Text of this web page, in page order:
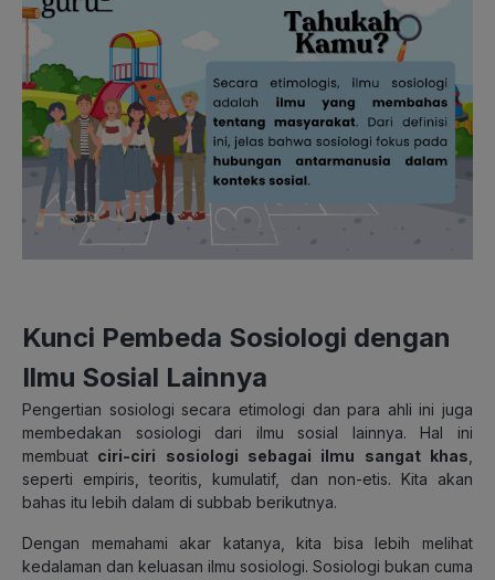
Kunci Pembeda Sosiologi dengan
Ilmu Sosial Lainnya
Pengertian sosiologi secara etimologi dan para ahli ini juga
membedakan sosiologi dari ilmu sosial lainnya. Hal ini
membuat ciri-ciri sosiologi sebagai ilmu sangat khas
seperti empiris, teoritis, kumulatif, dan non-etis. Kita akan
bahas itu lebih dalam di subbab berikutnya.
Dengan memahami akar katanya, kita bisa lebih melihat
kedalaman dan keluasan ilmu sosiologi. Sosiologi bukan cuma